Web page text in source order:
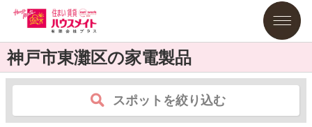
神戸市東灘区の家電製品
スポットを絞り込む